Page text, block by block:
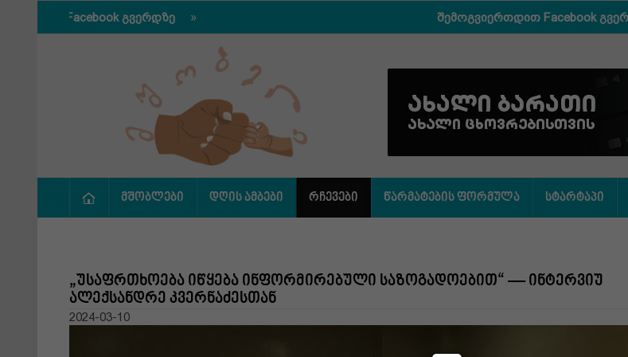
Facebook გვერდზე შემოგვიერთდით Facebook გვერდზე
მშობლები დღის ამბები რჩევები წარმატების ფორმულა სტარტაპი
„უსაფრთხოება იწყება ინფორმირებული საზოგადოებით“ — ინტერვიუ
ალექსანდრე კვერნაძესთან
2024-03-10